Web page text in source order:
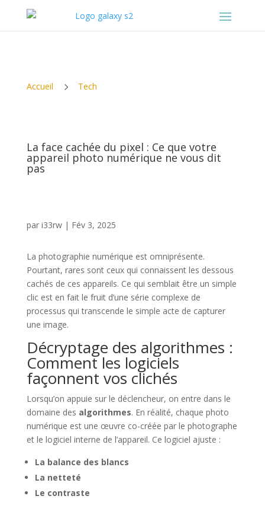
Accueil 5 Tech
La face cachée du pixel : Ce que votre
appareil photo numérique ne vous dit
pas
par i33rw| Fév 3, 2025
La photographie numérique est omniprésente.
Pourtant, rares sont ceux qui connaissent les dessous
cachés de ces appareils. Ce qui semblait être un simple
clic est en fait le fruit d’une série complexe de
processus qui transcende le simple acte de capturer
une image.
Décryptage des algorithmes :
Comment les logiciels
façonnent vos clichés
Lorsqu’on appuie sur le déclencheur, on entre dans le
domaine des algorithmes. En réalité, chaque photo
numérique est une œuvre co-créée par le photographe
et le logiciel interne de l’appareil. Ce logiciel ajuste :
La balance des blancs
La netteté
Le contraste